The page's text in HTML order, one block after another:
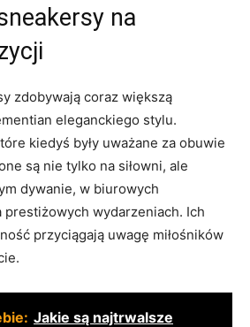
na
zdobywają coraz ⁢większą
eleganckiego stylu.
kiedyś były uważane za obuwie⁣
są nie tylko na siłowni, ale
dywanie, w ‌biurowych
prestiżowych wydarzeniach. Ich
przyciągają uwagę miłośników⁢
Jakie są najtrwalsze